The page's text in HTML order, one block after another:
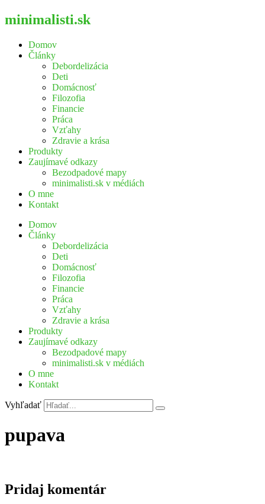
minimalisti.sk
Domov
Články
Debordelizácia
Deti
Domácnosť
Filozofia
Financie
Práca
Vzťahy
Zdravie a krása
Produkty
Zaujímavé odkazy
Bezodpadové mapy
minimalisti.sk v médiách
O mne
Kontakt
Domov
Články
Debordelizácia
Deti
Domácnosť
Filozofia
Financie
Práca
Vzťahy
Zdravie a krása
Produkty
Zaujímavé odkazy
Bezodpadové mapy
minimalisti.sk v médiách
O mne
Kontakt
Vyhľadať
pupava
Pridaj komentár